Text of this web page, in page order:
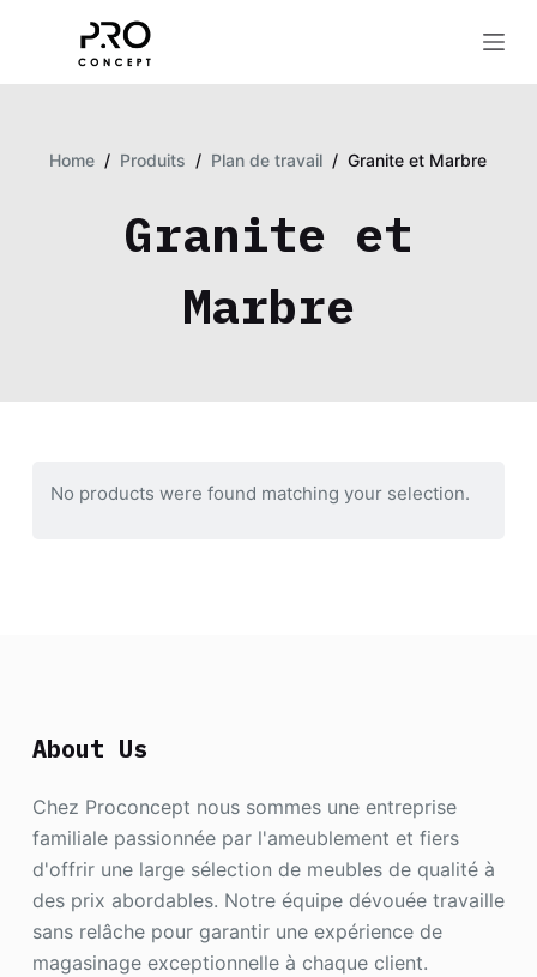
Home / Produits / Plan de travail / Granite et Marbre
Granite et
Marbre
No products were found matching your selection.
About Us
Chez Proconcept nous sommes une entreprise
familiale passionnée par l'ameublement et fiers
d'offrir une large sélection de meubles de qualité à
des prix abordables. Notre équipe dévouée travaille
sans relâche pour garantir une expérience de
magasinage exceptionnelle à chaque client.